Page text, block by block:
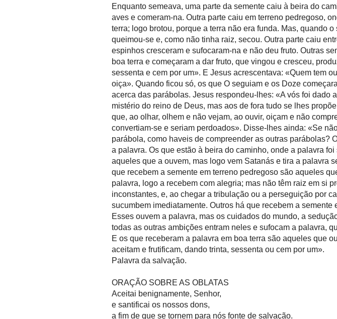
Enquanto semeava, uma parte da semente caiu à beira do
aves e comeram-na. Outra parte caiu em terreno pedregoso,
terra; logo brotou, porque a terra não era funda. Mas, quando o
queimou-se e, como não tinha raiz, secou. Outra parte caiu
espinhos cresceram e sufocaram-na e não deu fruto. Outras
boa terra e começaram a dar fruto, que vingou e cresceu,
sessenta e cem por um». E Jesus acrescentava: «Quem tem
oiça». Quando ficou só, os que O seguiam e os Doze
acerca das parábolas. Jesus respondeu-lhes: «A vós foi dado
mistério do reino de Deus, mas aos de fora tudo se lhes
que, ao olhar, olhem e não vejam, ao ouvir, oiçam e não
convertiam-se e seriam perdoados». Disse-lhes ainda: «Se
parábola, como haveis de compreender as outras parábolas?
a palavra. Os que estão à beira do caminho, onde a palavra foi
aqueles que a ouvem, mas logo vem Satanás e tira a palavra
que recebem a semente em terreno pedregoso são aqueles
palavra, logo a recebem com alegria; mas não têm raiz em si
inconstantes, e, ao chegar a tribulação ou a perseguição por
sucumbem imediatamente. Outros há que recebem a semente
Esses ouvem a palavra, mas os cuidados do mundo, a
todas as outras ambições entram neles e sufocam a palavra,
E os que receberam a palavra em boa terra são aqueles que
aceitam e frutificam, dando trinta, sessenta ou cem por um».
Palavra da salvação.
ORAÇÃO SOBRE AS OBLATAS
Aceitai benignamente, Senhor,
e santificai os nossos dons,
a fim de que se tornem para nós fonte de salvação.